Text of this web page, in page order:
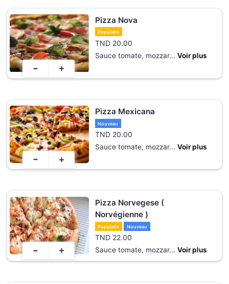
Pizza Nova
Populaire
TND 20.00
Sauce tomate, mozzar... Voir plus
- +
Pizza Mexicana
Nouveau
TND 20.00
Sauce tomate, mozzar... Voir plus
- +
Pizza Norvegese (
Norvégienne )
Populaire Nouveau
TND 22.00
Sauce tomate, mozzar... Voir plus
- +